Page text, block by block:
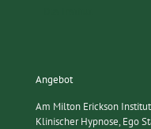
Angebot
Am Milton Erickson
Klinischer Hypnose, Ego